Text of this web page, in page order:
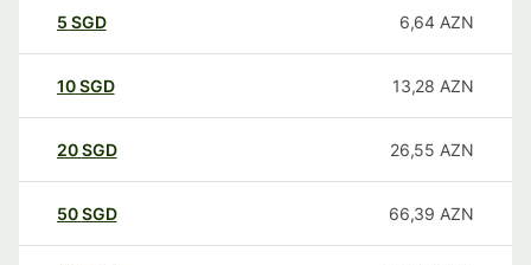
5 SGD 6,64 AZN
10SGD 13,28 AZN
20SGD 26,55 AZN
50SGD 66,39 AZN